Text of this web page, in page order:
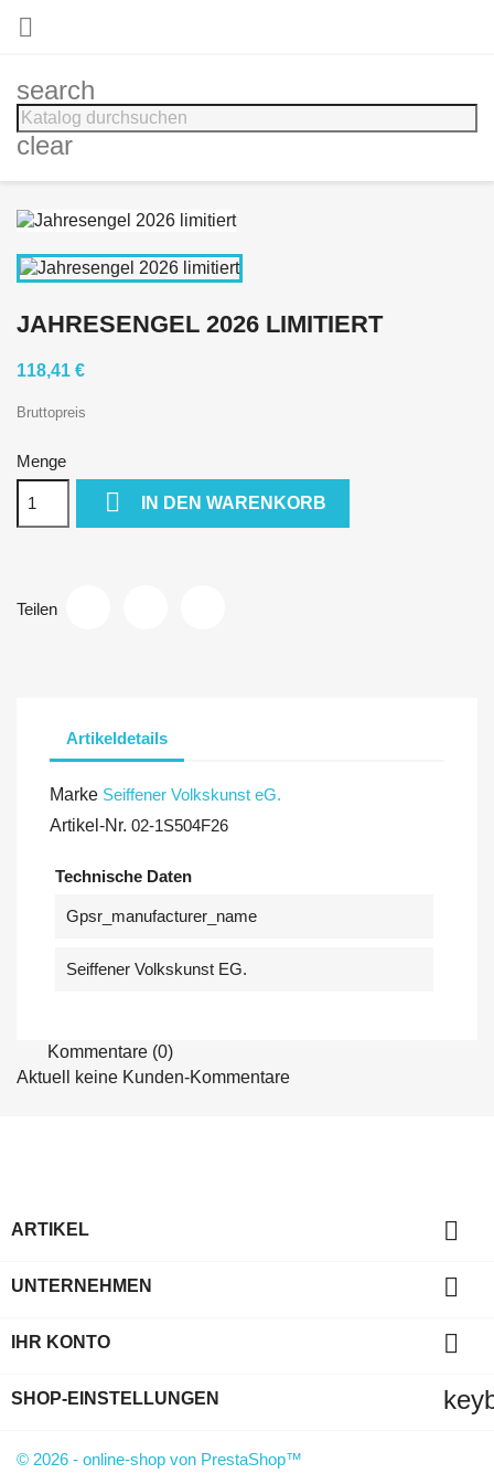

search
clear
JAHRESENGEL 2026 LIMITIERT
118,41 €
Bruttopreis
Menge
 IN DEN WARENKORB
Teilen
Artikeldetails
Marke Seiffener Volkskunst eG.
Artikel-Nr. 02-1S504F26
Technische Daten
Gpsr_manufacturer_name
Seiffener Volkskunst EG.
Kommentare (0)
Aktuell keine Kunden-Kommentare
ARTIKEL 
UNTERNEHMEN 
IHR KONTO 
SHOP-EINSTELLUNGEN
© 2026 - online-shop von PrestaShop™